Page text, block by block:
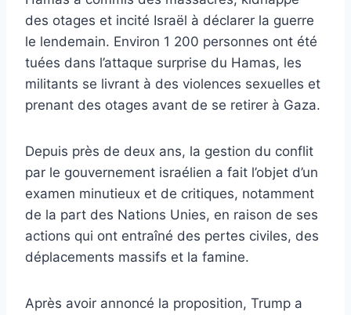
des otages et incité Israël à déclarer la guerre
le lendemain. Environ 1 200 personnes ont été
tuées dans l’attaque surprise du Hamas, les
militants se livrant à des violences sexuelles et
prenant des otages avant de se retirer à Gaza.
Depuis près de deux ans, la gestion du conflit
par le gouvernement israélien a fait l’objet d’un
examen minutieux et de critiques, notamment
de la part des Nations Unies, en raison de ses
actions qui ont entraîné des pertes civiles, des
déplacements massifs et la famine.
Après avoir annoncé la proposition, Trump a